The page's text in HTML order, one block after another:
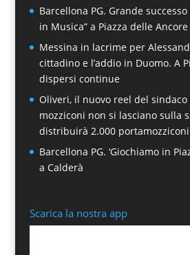
Barcellona PG. Grande successo
in Musica” a Piazza delle Ancore
Messina in lacrime per
cittadino e l’addio in Duomo. A
dispersi continue
Oliveri, il nuovo reel del sindaco
mozziconi non si lasciano sulla
distribuirà 2.000 portamozziconi
Barcellona PG. ‘Giochiamo in
a Calderà
Scarica la nostra app